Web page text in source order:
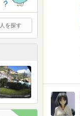
を探す